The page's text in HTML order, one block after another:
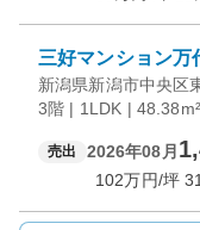
三好マンション万
新潟県新潟市中央区
3階 | 1LDK |
売出 2026年08月
102万円/坪 31